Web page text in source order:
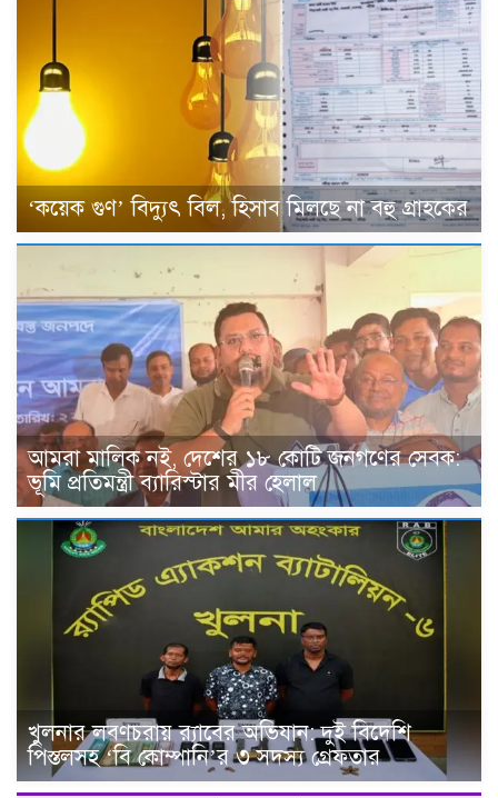
‘কয়েক গুণ’ বিদ্যুৎ বিল, হিসাব মিলছে না বহু গ্রাহকের
আমরা মালিক নই, দেশের ১৮ কোটি জনগণের সেবক:
ভূমি প্রতিমন্ত্রী ব্যারিস্টার মীর হেলাল
খুলনার লবণচরায় র‍্যাবের অভিযান: দুই বিদেশি
পিস্তলসহ ‘বি কোম্পানি’র ৩ সদস্য গ্রেফতার